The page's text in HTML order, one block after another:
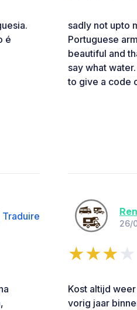
é
sadly not upto
Portuguese
beautiful and
say what
to give a code
Traduire
26/
Kost altijd
vorig jaar